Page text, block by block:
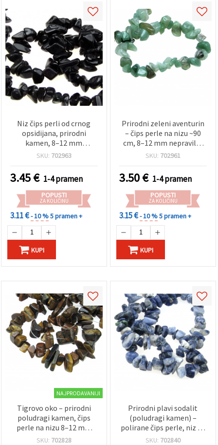
Niz čips perli od crnog
opsidijana, prirodni
kamen, 8–12 mm
nepravilni komadići, ~90
nakita, kreativne
rukotvorine i projekte s
ljekovitim kristalima
SKU: 702963
3.45€ 1-4 pramen
POPUSTI
ZA KOLIČINU
3.11 €- 10 %5 pramen +
KUPI
Prirodni zeleni aventurin
– čips perle na nizu ~90
cm, 8–12 mm nepravilni
kamenčići, asortirano
izradu nakita, ogrlica i
narukvica
SKU: 702961
3.50€ 1-4 pramen
POPUSTI
ZA KOLIČINU
3.15 €- 10 %5 pramen +
KUPI
NAJPRODAVANIJI
Tigrovo oko – prirodni
poludragi kamen, čips
perle na nizu 8–12 mm
(mješovito), ~90 cm, za
SKU: 702828
Prirodni plavi sodalit
(poludragi kamen) –
polirane čips perle, niz 8–
12 mm ~ 90 cm
SKU: 702840